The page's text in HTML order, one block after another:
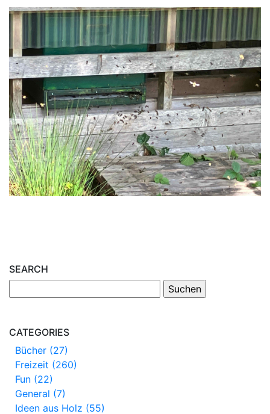
SEARCH
CATEGORIES
Bücher (27)
Freizeit (260)
Fun (22)
General (7)
Ideen aus Holz (55)